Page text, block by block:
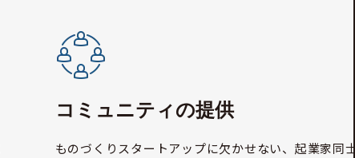
コミュニティの提供
ものづくりスタートアップに欠かせない、起業家同